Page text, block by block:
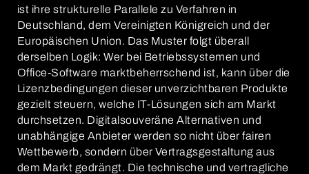
ist ihre strukturelle Parallele zu Verfahren in
Deutschland, dem Vereinigten Königreich und der
Europäischen Union. Das Muster folgt überall
derselben Logik: Wer bei Betriebssystemen und
Office-Software marktbeherrschend ist, kann über die
Lizenzbedingungen dieser unverzichtbaren Produkte
gezielt steuern, welche IT-Lösungen sich am Markt
durchsetzen. Digitalsouveräne Alternativen und
unabhängige Anbieter werden so nicht über fairen
Wettbewerb, sondern über Vertragsgestaltung aus
dem Markt gedrängt. Die technische und vertragliche